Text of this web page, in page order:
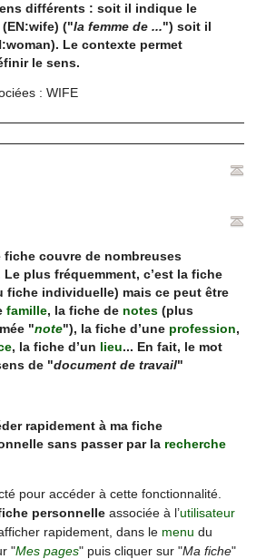
différents : soit il indique le
(EN:wife) ("la femme de ...") soit il
Le contexte permet
le sens.
: WIFE
fiche couvre de nombreuses
plus fréquemment, c’est la fiche
fiche individuelle) mais ce peut être
famille, la fiche de notes (plus
"note"), la fiche d’une profession,
, la fiche d’un lieu... En fait, le mot
de "document de travail"
rapidement à ma fiche
sans passer par la recherche
pour accéder à cette fonctionnalité.
personnelleassociée à l’utilisateur
rapidement, dans le menu du
"Mes pages" puis cliquer sur "Ma fiche"